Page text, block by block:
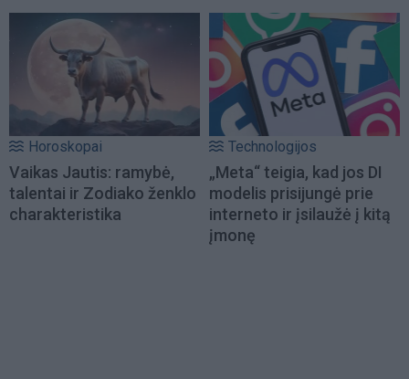
Horoskopai
Vaikas Jautis: ramybė,
talentai ir Zodiako ženklo
charakteristika
Technologijos
„Meta“ teigia, kad jos DI
modelis prisijungė prie
interneto ir įsilaužė į kitą
įmonę